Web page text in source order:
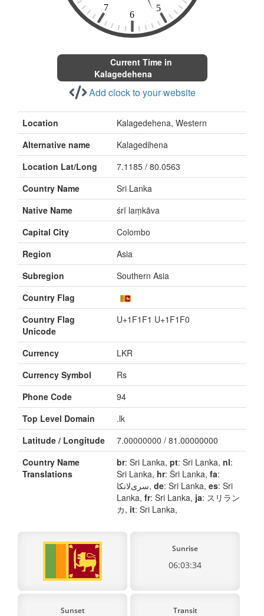
Current Time in
Kalagedehena
Add clock to your website
Location
Kalagedehena, Western
Alternative name
Kalagedihena
Location Lat/Long
7.1185 / 80.0563
Country Name
Sri Lanka
Native Name
śrī laṃkāva
Capital City
Colombo
Region
Asia
Subregion
Southern Asia
Country Flag
Country Flag
Unicode
U+1F1F1 U+1F1F0
Currency
LKR
Currency Symbol
Rs
Phone Code
94
Top Level Domain
.lk
Latitude / Longitude
7.00000000 / 81.00000000
Country Name
Translations
br: Sri Lanka, pt: Sri Lanka, nl:
Sri Lanka, hr: Šri Lanka, fa:
سری‌لانکا, de: Sri Lanka, es: Sri
Lanka, fr: Sri Lanka, ja: スリラン
カ, it: Sri Lanka,
Sunrise
06:03:34
Sunset Transit